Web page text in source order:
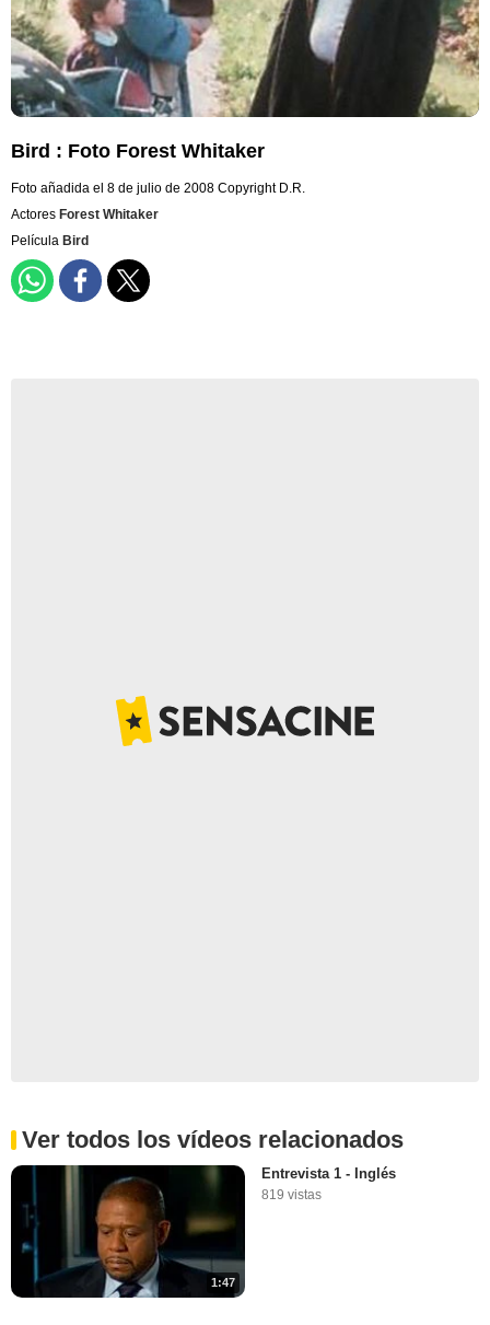
Bird : Foto Forest Whitaker
Foto añadida el 8 de julio de 2008 Copyright D.R.
Actores Forest Whitaker
Película Bird
Ver todos los vídeos relacionados
1:47
Entrevista 1 - Inglés
819 vistas